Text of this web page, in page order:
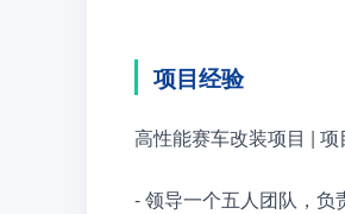
项目经验
高性能赛车改装项目 |
- 领导一个五人团队，负